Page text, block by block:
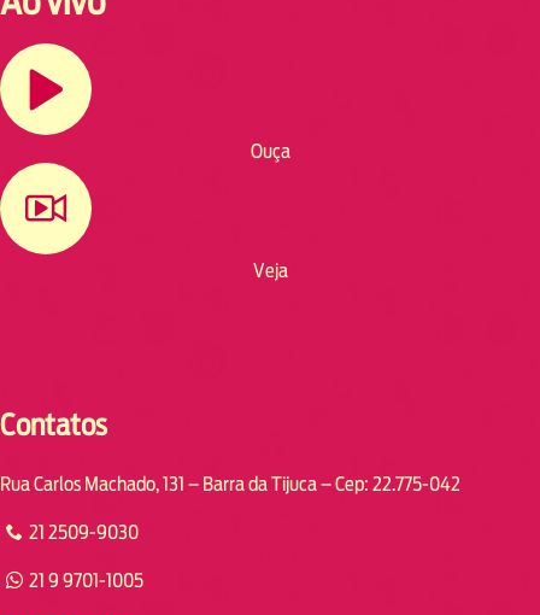
Ouça
Veja
Contatos
Rua Carlos Machado, 131 – Barra da Tijuca – Cep: 22.775-042
21 2509-9030
21 9 9701-1005